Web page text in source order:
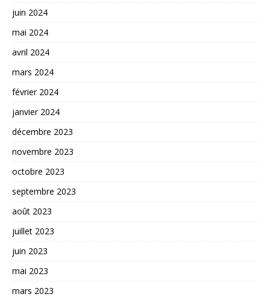
juin 2024
mai 2024
avril 2024
mars 2024
février 2024
janvier 2024
décembre 2023
novembre 2023
octobre 2023
septembre 2023
août 2023
juillet 2023
juin 2023
mai 2023
mars 2023